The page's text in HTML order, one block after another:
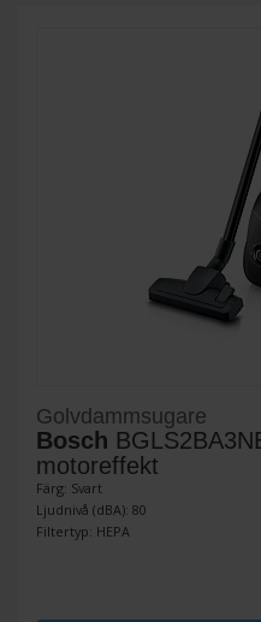
Golvdammsugare
Bosch
motoreffekt
Färg: Svart
Ljudnivå (dBA): 80
Filtertyp: HEPA